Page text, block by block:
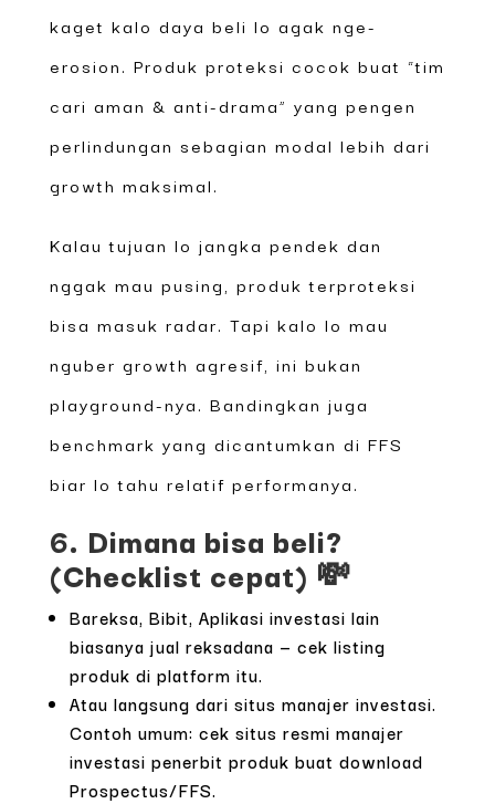
kaget kalo daya beli lo agak nge-
erosion. Produk proteksi cocok buat “tim
cari aman & anti-drama” yang pengen
perlindungan sebagian modal lebih dari
growth maksimal.
Kalau tujuan lo jangka pendek dan
nggak mau pusing, produk terproteksi
bisa masuk radar. Tapi kalo lo mau
nguber growth agresif, ini bukan
playground-nya. Bandingkan juga
benchmark yang dicantumkan di FFS
biar lo tahu relatif performanya.
6. Dimana bisa beli?
(Checklist cepat) 💸
Bareksa, Bibit, Aplikasi investasi lain
biasanya jual reksadana — cek listing
produk di platform itu.
Atau langsung dari situs manajer investasi.
Contoh umum: cek situs resmi manajer
investasi penerbit produk buat download
Prospectus/FFS.